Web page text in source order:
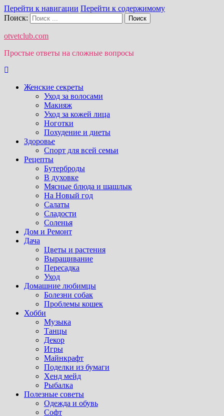
Перейти к навигации Перейти к содержимому
Поиск:
otvetclub.com
Простые ответы на сложные вопросы
Женские секреты
Уход за волосами
Макияж
Уход за кожей лица
Ноготки
Похудение и диеты
Здоровье
Спорт для всей семьи
Рецепты
Бутерброды
В духовке
Мясные блюда и шашлык
На Новый год
Салаты
Сладости
Соленья
Дом и Ремонт
Дача
Цветы и растения
Выращивание
Пересадка
Уход
Домашние любимцы
Болезни собак
Проблемы кошек
Хобби
Музыка
Танцы
Декор
Игры
Майнкрафт
Поделки из бумаги
Хенд мейд
Рыбалка
Полезные советы
Одежда и обувь
Софт